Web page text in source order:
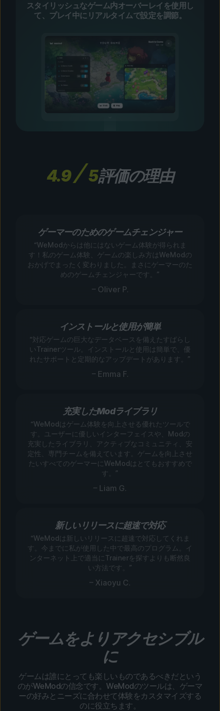
スタイリッシュなゲーム内オーバーレイを使用し
て、プレイ中にリアルタイムで設定を調節。
4.9 5評価の理由
ゲーマーのためのゲームチェンジャー
“WeModからは他にはないゲーム体験が得られま
す！私のゲーム体験、ゲームの楽しみ方はWeModの
おかげでまったく変わりました。まさにゲーマーのた
めのゲームチェンジャーです。”
– Oliver P.
インストールと使用が簡単
“対応ゲームの巨大なデータベースを備えたすばらし
いTrainerツール。インストールと使用は簡単で、優
れたサポートと定期的なアップデートがあります。”
– Emma F.
充実したModライブラリ
“WeModはゲーム体験を向上させる優れたツールで
す。ユーザーに優しいインターフェイスや、Modの
充実したライブラリ、アクティブなコミュニティ、安
定性、専門チームを備えています。ゲームを向上させ
たいすべてのゲーマーにWeModはとてもおすすめで
す。”
– Liam G.
新しいリリースに超速で対応
“WeModは新しいリリースに超速で対応してくれま
す。今までに私が使用した中で最高のプログラム。イ
ンターネット上で適当にTrainerを探すよりも断然良
い方法です。”
– Xiaoyu C.
ゲームをよりアクセシブル
に
ゲームは誰にとっても楽しいものであるべきだという
のがWeModの信念です。WeModのツールは、ゲーマ
ーの好みとニーズに合わせて体験をカスタマイズする
のに役立ちます。